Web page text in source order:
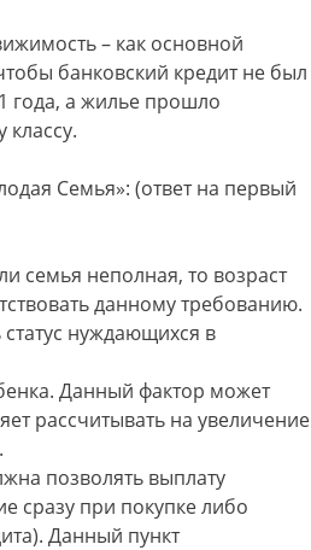
– как основной
банковский кредит не был
года, а жилье прошло
классу.
Семья»: (ответ на первый
семья неполная, то возраст
данному требованию.
нуждающихся в
Данный фактор может
рассчитывать на увеличение
позволять выплату
сразу при покупке либо
Данный пункт